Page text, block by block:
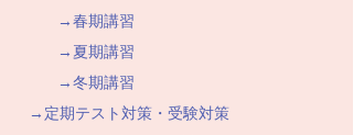
→春期講習
→夏期講習
→冬期講習
→定期テスト対策・受験対策